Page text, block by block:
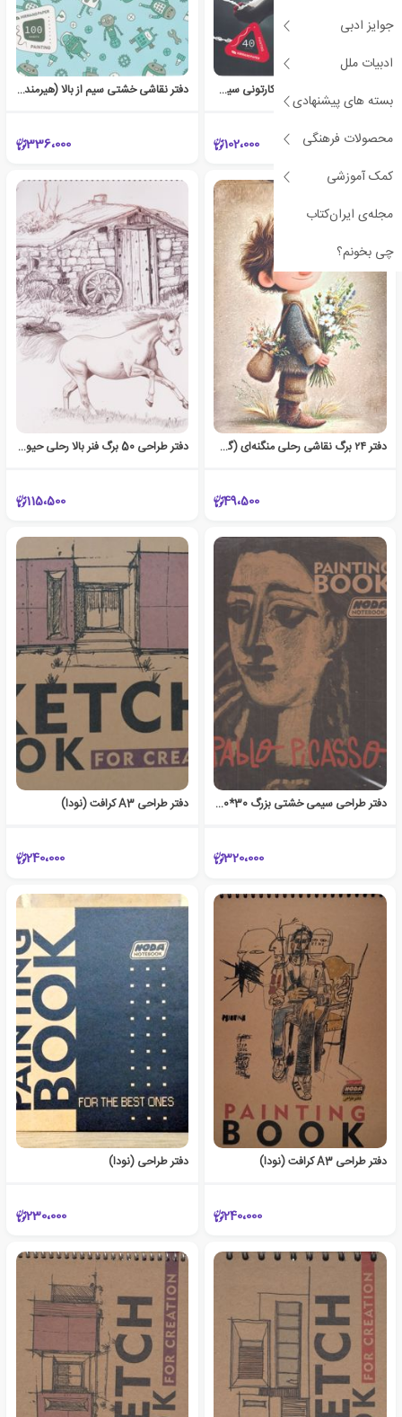
جوایز ادبی
ادبیات ملل
بسته های پیشنهادی
محصولات فرهنگی
کمک آموزشی
مجله‌ی ایران‌کتاب
چی بخونم؟
دفتر نقاشی 40 برگ رحلی کارتونی سیم از بغل (هیرمند) - مرد عنکبوتی
102،000
دفتر نقاشی خشتی سیم از بالا (هیرمند) - ربات
336،000
دفتر ۲۴ برگ نقاشی رحلی منگنه‌ای (گل یا پوچ)
49،500
دفتر طراحی 50 برگ فنر بالا رحلی حیوانات (هدهد) - اسب
115،500
دفتر طراحی سیمی خشتی بزرگ 30*30 (کد 843)
320،000
دفتر طراحی A3 کرافت (نودا)
240،000
دفتر طراحی A3 کرافت (نودا)
240،000
دفتر طراحی (نودا)
230،000